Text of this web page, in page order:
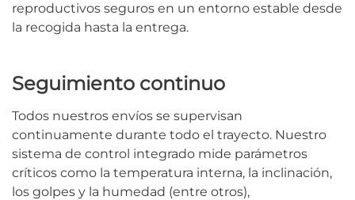
reproductivos seguros en un entorno estable desde
la recogida hasta la entrega.
Seguimiento continuo
Todos nuestros envíos se supervisan
continuamente durante todo el trayecto. Nuestro
sistema de control integrado mide parámetros
críticos como la temperatura interna, la inclinación,
los golpes y la humedad (entre otros),